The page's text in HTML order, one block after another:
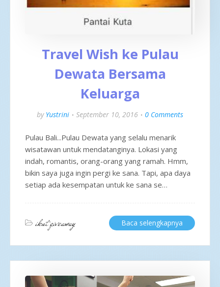
Travel Wish ke Pulau
Dewata Bersama
Keluarga
by Yustrini September 10, 2016 0 Comments
Pulau Bali...Pulau Dewata yang selalu menarik
wisatawan untuk mendatanginya. Lokasi yang
indah, romantis, orang-orang yang ramah. Hmm,
bikin saya juga ingin pergi ke sana. Tapi, apa daya
setiap ada kesempatan untuk ke sana se…
ikut giveaway Baca selengkapnya